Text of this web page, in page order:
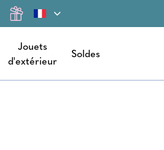
Jouets
d'extérieur
Soldes